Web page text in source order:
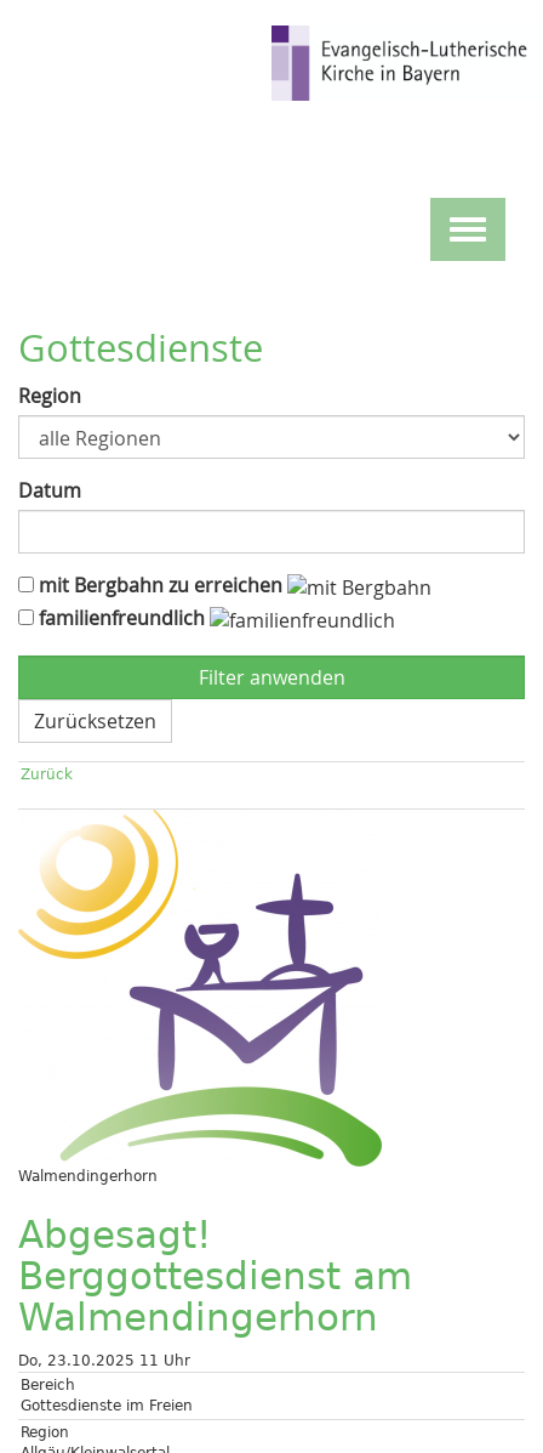
zum
Inhalt
Toggle
Gottesdienste
Region
Datum
mit Bergbahn zu erreichen
familienfreundlich
Zurücksetzen
Zurück
Walmendingerhorn
Abgesagt!
Berggottesdienst am
Walmendingerhorn
Do, 23.10.2025 11 Uhr
Bereich
Gottesdienste im Freien
Region